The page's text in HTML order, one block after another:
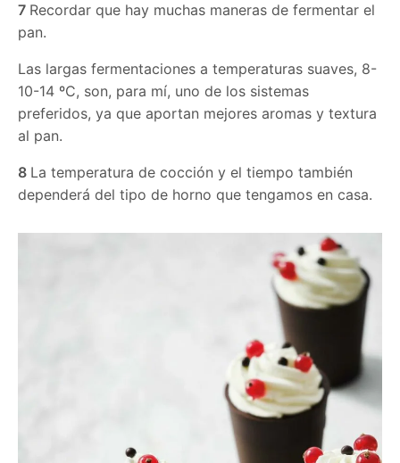
7 Recordar que hay muchas maneras de fermentar el
pan.
Las largas fermentaciones a temperaturas suaves, 8-
10-14 ºC, son, para mí, uno de los sistemas
preferidos, ya que aportan mejores aromas y textura
al pan.
8 La temperatura de cocción y el tiempo también
dependerá del tipo de horno que tengamos en casa.